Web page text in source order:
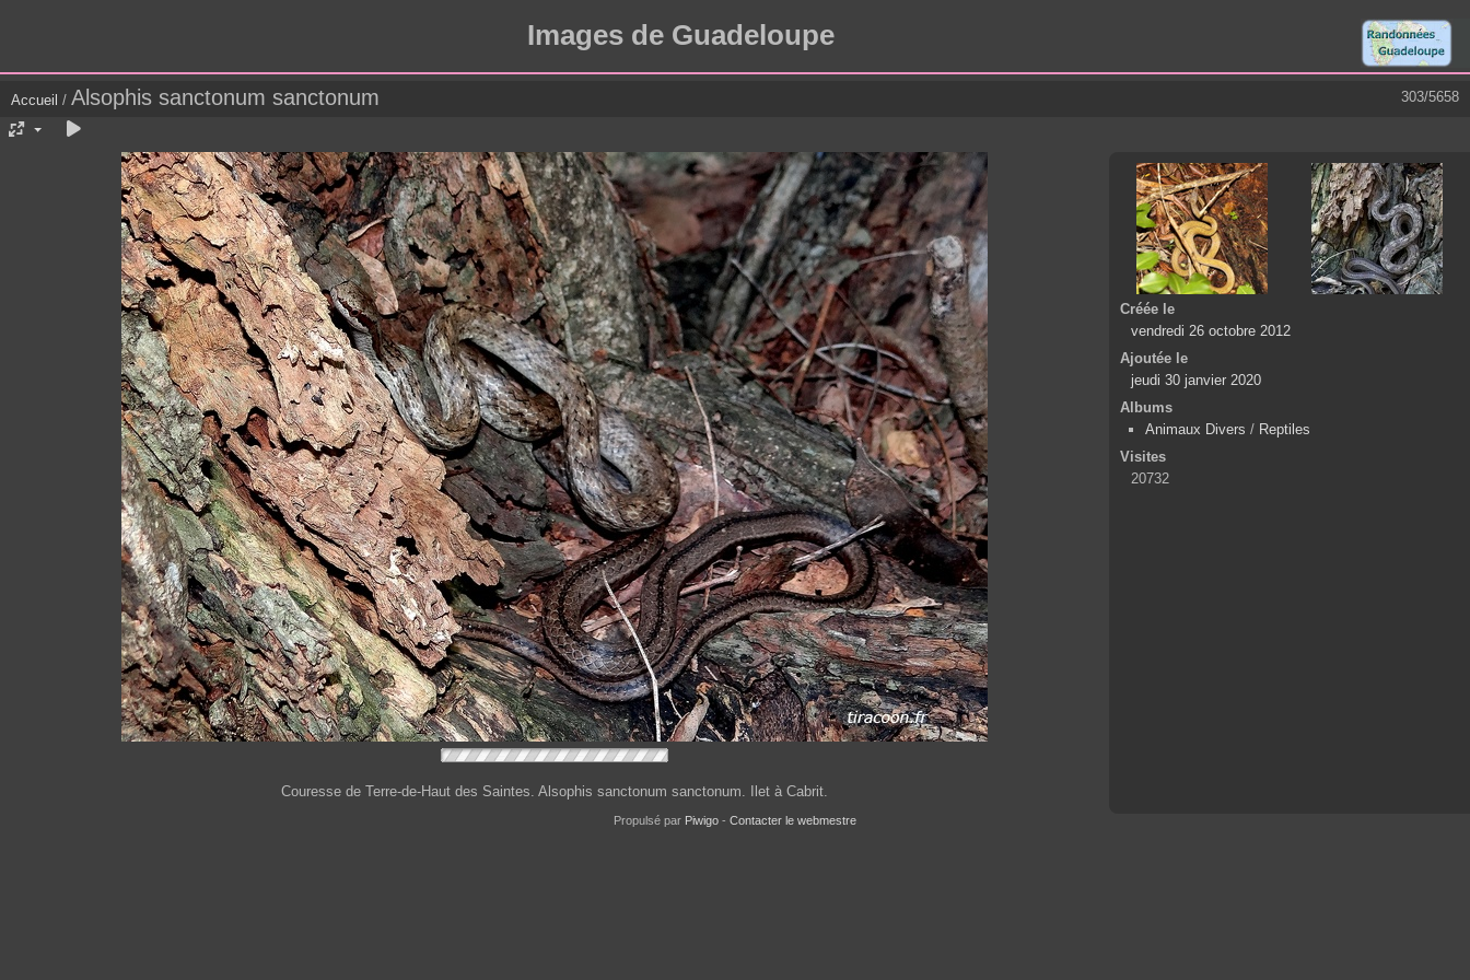
Images de Guadeloupe
303/5658
Accueil / Alsophis sanctonum sanctonum
Couresse de Terre-de-Haut des Saintes. Alsophis sanctonum sanctonum. Ilet à Cabrit.
Créée le
vendredi 26 octobre 2012
Ajoutée le
jeudi 30 janvier 2020
Albums
Animaux Divers / Reptiles
Visites
20732
Propulsé par Piwigo - Contacter le webmestre